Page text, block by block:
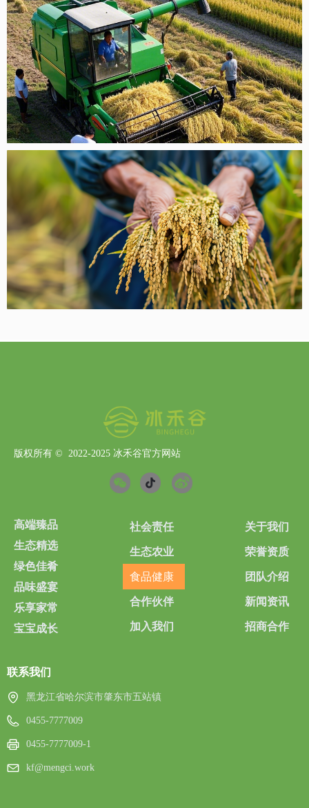
版权所有 ©  2022-2025 冰禾谷官方网站
高端臻品
生态精选
绿色佳肴
品味盛宴
乐享家常
宝宝成长
社会责任
生态农业
食品健康
合作伙伴
加入我们
关于我们
荣誉资质
团队介绍
新闻资讯
招商合作
联系我们
黑龙江省哈尔滨市肇东市五站镇
0455-7777009
0455-7777009-1
kf@mengci.work